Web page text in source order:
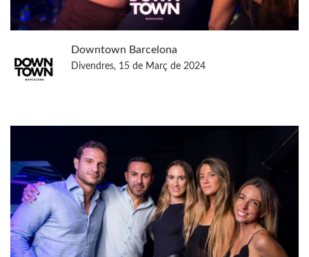
Downtown Barcelona
Divendres, 15 de Març de 2024